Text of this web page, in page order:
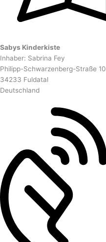
Sabys Kinderkiste
Inhaber: Sabrina Fey
Philipp-Schwarzenberg-Straße 10
34233 Fuldatal
Deutschland